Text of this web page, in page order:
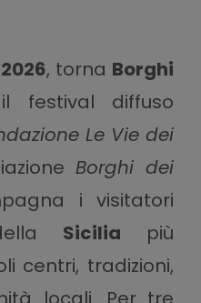
, torna Borghi
festival diffuso
Le Vie dei
Borghi dei
i visitatori
Sicilia più
centri, tradizioni,